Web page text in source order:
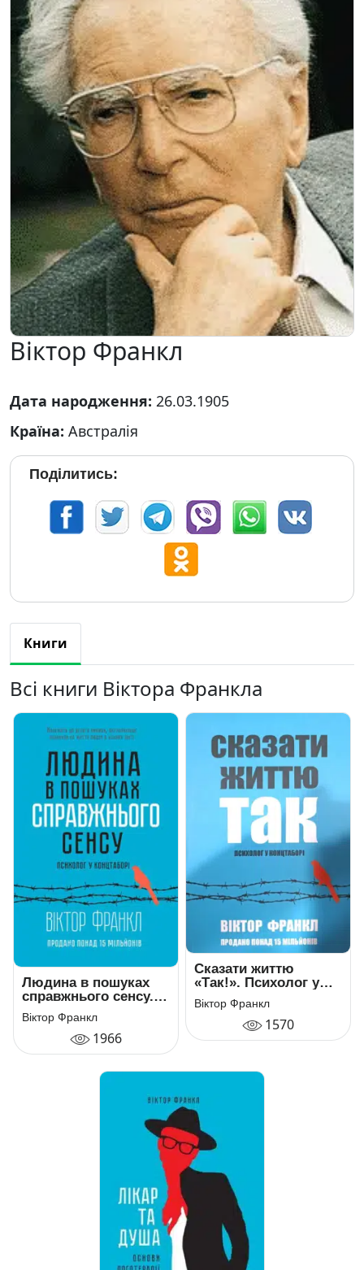
Віктор Франкл
Дата народження: 26.03.1905
Країна: Австралія
Поділитись:
Книги
Всі книги Віктора Франкла
Людина в пошуках
справжнього сенсу.
Психолог у
концтаборі
Віктор Франкл
1966
Сказати життю
«Так!». Психолог у
концтаборі
Віктор Франкл
1570